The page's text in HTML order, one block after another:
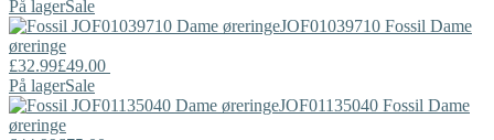
På lagerSale
JOF01039710 Fossil Dame
øreringe
£32.99£49.00
På lagerSale
JOF01135040 Fossil Dame
øreringe